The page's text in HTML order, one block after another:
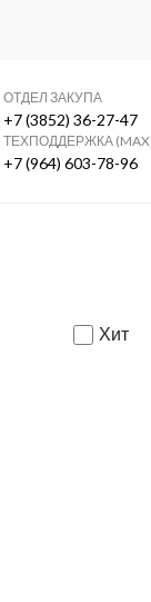
ОТДЕЛ ЗАКУПА
+7 (3852) 36-27-47
ТЕХПОДДЕРЖКА
+7 (964) 603-78-96
Хит